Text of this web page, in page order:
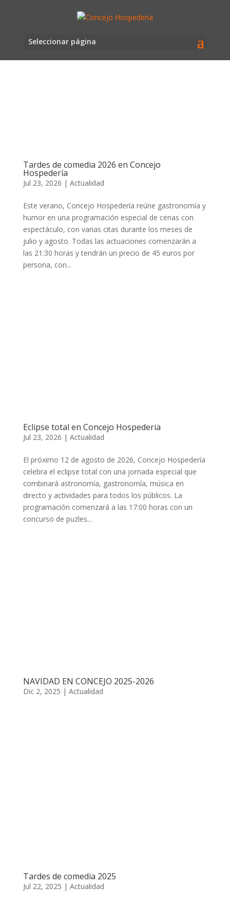
Seleccionar página
Tardes de comedia 2026 en Concejo
Hospedería
Jul 23, 2026 | Actualidad
Este verano, Concejo Hospedería reúne gastronomía y
humor en una programación especial de cenas con
espectáculo, con varias citas durante los meses de
julio y agosto. Todas las actuaciones comenzarán a
las 21:30 horas y tendrán un precio de 45 euros por
persona, con...
Eclipse total en Concejo Hospederia
Jul 23, 2026 | Actualidad
El próximo 12 de agosto de 2026, Concejo Hospedería
celebra el eclipse total con una jornada especial que
combinará astronomía, gastronomía, música en
directo y actividades para todos los públicos. La
programación comenzará a las 17:00 horas con un
concurso de puzles...
NAVIDAD EN CONCEJO 2025-2026
Dic 2, 2025 | Actualidad
Tardes de comedia 2025
Jul 22, 2025 | Actualidad